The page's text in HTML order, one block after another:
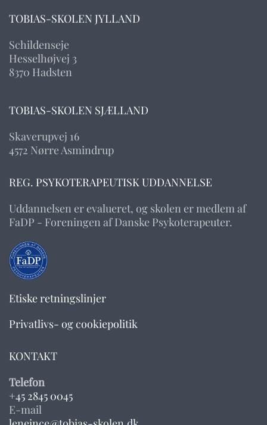
TOBIAS-SKOLEN JYLLAND
Schildenseje
Hesselhøjvej 3
8370 Hadsten
TOBIAS-SKOLEN SJÆLLAND
Skaverupvej 16
4572 Nørre Asmindrup
REG. PSYKOTERAPEUTISK UDDANNELSE
Uddannelsen er evalueret, og skolen er medlem af
FaDP - Foreningen af Danske Psykoterapeuter.
Etiske retningslinjer
Privatlivs- og cookiepolitik
KONTAKT
Telefon
+45 2845 0045
E-mail